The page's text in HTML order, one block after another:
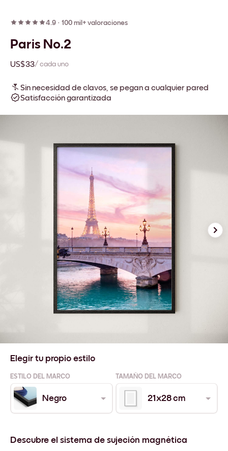
4.9 · 100 mil+ valoraciones
Paris No.2
US$33/ cada uno
Sin necesidad de clavos, se pegan a cualquier pared
Satisfacción garantizada
Elegir tu propio estilo
ESTILO DEL MARCO TAMAÑO DEL MARCO
Negro 21x28 cm
Descubre el sistema de sujeción magnética